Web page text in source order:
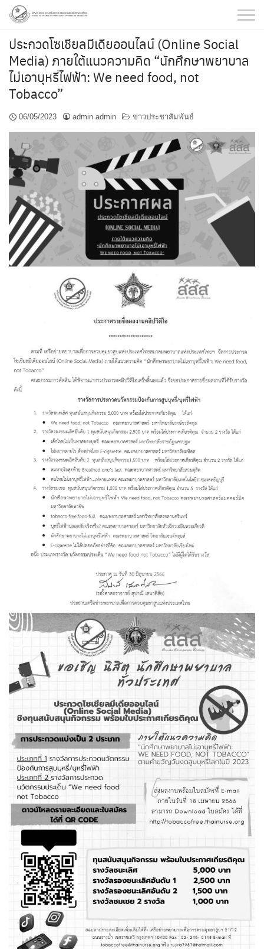
Skip
content
ประกวดโซเชียลมีเดียออนไลน์ (Online Social
Media) ภายใต้แนวความคิด “นักศึกษาพยาบาล
ไม่เอาบุหรี่ไฟฟ้า: We need food, not
Tobacco”
06/05/2023 admin admin ข่าวประชาสัมพันธ์